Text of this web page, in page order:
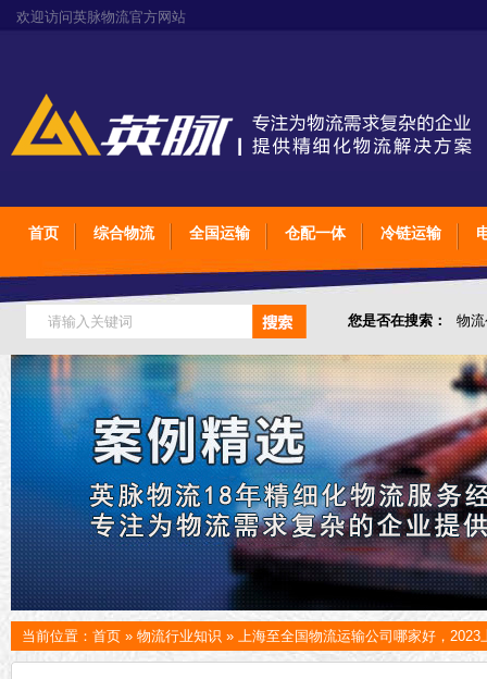
欢迎访问英脉物流官方网站
首页 综合物流 全国运输 仓配一体 冷链运输
您是否在搜索： 物
仓储综合专业定制物
当前位置： 首页 » 物流行业知识 » 上海至全国物流运输公司哪家好，